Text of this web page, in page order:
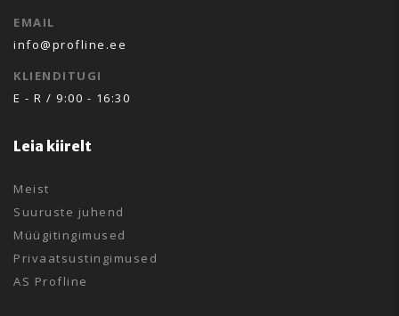
EMAIL
info@profline.ee
KLIENDITUGI
E - R / 9:00 - 16:30
Leia kiirelt
Meist
Suuruste juhend
Müügitingimused
Privaatsustingimused
AS Profline